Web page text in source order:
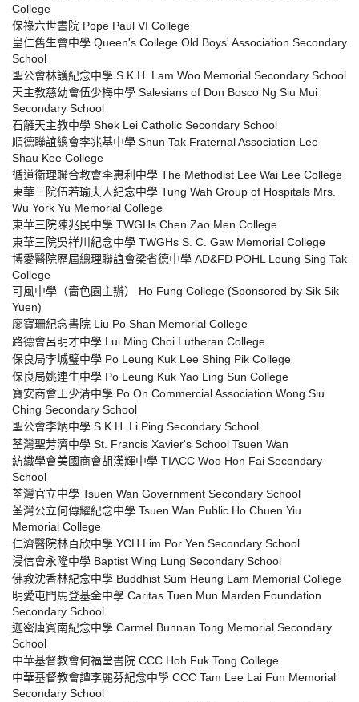
College
保祿六世書院 Pope Paul VI College
皇仁舊生會中學 Queen's College Old Boys' Association Secondary
School
聖公會林護紀念中學 S.K.H. Lam Woo Memorial Secondary School
天主教慈幼會伍少梅中學 Salesians of Don Bosco Ng Siu Mui
Secondary School
石籬天主教中學 Shek Lei Catholic Secondary School
順德聯誼總會李兆基中學 Shun Tak Fraternal Association Lee
Shau Kee College
循道衞理聯合教會李惠利中學 The Methodist Lee Wai Lee College
東華三院伍若瑜夫人紀念中學 Tung Wah Group of Hospitals Mrs.
Wu York Yu Memorial College
東華三院陳兆民中學 TWGHs Chen Zao Men College
東華三院吳祥川紀念中學 TWGHs S. C. Gaw Memorial College
博愛醫院歷屆總理聯誼會梁省德中學 AD&FD POHL Leung Sing Tak
College
可風中學（嗇色園主辦） Ho Fung College (Sponsored by Sik Sik
Yuen)
廖寶珊紀念書院 Liu Po Shan Memorial College
路德會呂明才中學 Lui Ming Choi Lutheran College
保良局李城璧中學 Po Leung Kuk Lee Shing Pik College
保良局姚連生中學 Po Leung Kuk Yao Ling Sun College
寶安商會王少清中學 Po On Commercial Association Wong Siu
Ching Secondary School
聖公會李炳中學 S.K.H. Li Ping Secondary School
荃灣聖芳濟中學 St. Francis Xavier's School Tsuen Wan
紡織學會美國商會胡漢輝中學 TIACC Woo Hon Fai Secondary
School
荃灣官立中學 Tsuen Wan Government Secondary School
荃灣公立何傳耀紀念中學 Tsuen Wan Public Ho Chuen Yiu
Memorial College
仁濟醫院林百欣中學 YCH Lim Por Yen Secondary School
浸信會永隆中學 Baptist Wing Lung Secondary School
佛教沈香林紀念中學 Buddhist Sum Heung Lam Memorial College
明愛屯門馬登基金中學 Caritas Tuen Mun Marden Foundation
Secondary School
迦密唐賓南紀念中學 Carmel Bunnan Tong Memorial Secondary
School
中華基督教會何福堂書院 CCC Hoh Fuk Tong College
中華基督教會譚李麗芬紀念中學 CCC Tam Lee Lai Fun Memorial
Secondary School